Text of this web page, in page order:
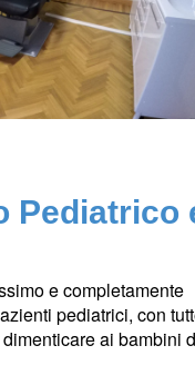
Pediatrico
e completamente
pediatrici, con
ai bambini